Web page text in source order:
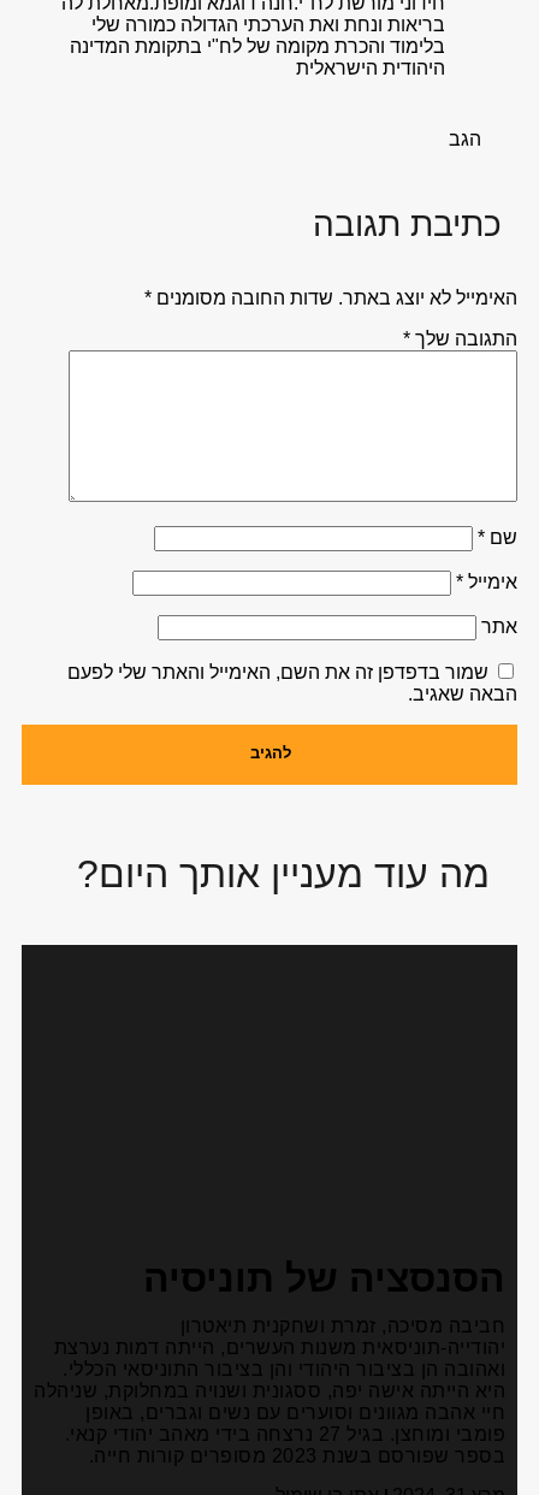
בריאות ונחת ואת הערכתי הגדולה כמורה שלי
בלימוד והכרת מקומה של לח"י בתקומת המדינה
היהודית הישראלית
הגב
כתיבת תגובה
האימייל לא יוצג באתר. שדות החובה מסומנים *
התגובה שלך *
שם *
אימייל *
אתר
שמור בדפדפן זה את השם, האימייל והאתר שלי לפעם
הבאה שאגיב.
מה עוד מעניין אותך היום?
הסנסציה של תוניסיה
חביבה מסיכה, זמרת ושחקנית תיאטרון
יהודייה-תוניסאית משנות העשרים, הייתה דמות נערצת
ואהובה הן בציבור היהודי והן בציבור התוניסאי הכללי.
היא הייתה אישה יפה, ססגונית ושנויה במחלוקת, שניהלה
חיי אהבה מגוונים וסוערים עם נשים וגברים, באופן
פומבי ומוחצן. בגיל 27 נרצחה בידי מאהב יהודי קנאי.
בספר שפורסם בשנת 2023 מסופרים קורות חייה.